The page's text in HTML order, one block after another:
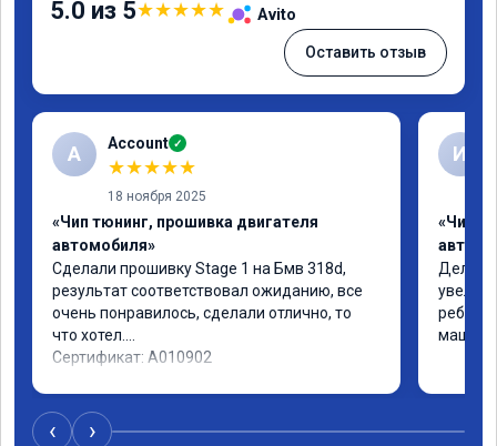
5.0 из 5★★★★★ Avito
Оставить отзыв
A Account ✓
★★★★★
18 ноября 2025
«Чип тюнинг, прошивка двигателя
автомобиля»
Сделали прошивку Stage 1 на Бмв 318d,
результат соответствовал ожиданию, все
очень понравилось, сделали отлично, то
что хотел.
Сертификат: A010902
И
«Чип
Делали
ребята
машина
‹ ›